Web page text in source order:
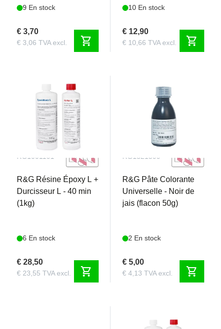
9 En stock
€ 3,70
€ 3,06 TVA excl. shopping_cart
10 En stock
€ 12,90
€ 10,66 TVA excl. shopping_cart
RG1001101
R&G Résine Époxy L +
Durcisseur L - 40 min
(1kg)
6 En stock
€ 28,50
€ 23,55 TVA excl. shopping_cart
RG1321300
R&G Pâte Colorante
Universelle - Noir de
jais (flacon 50g)
2 En stock
€ 5,00
€ 4,13 TVA excl. shopping_cart